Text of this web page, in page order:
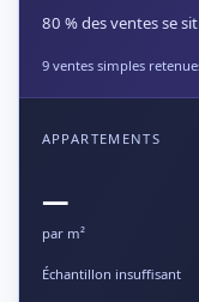
80 % des ventes se
9 ventes simples
APPARTEMENTS
—
par m²
Échantillon insuffisant